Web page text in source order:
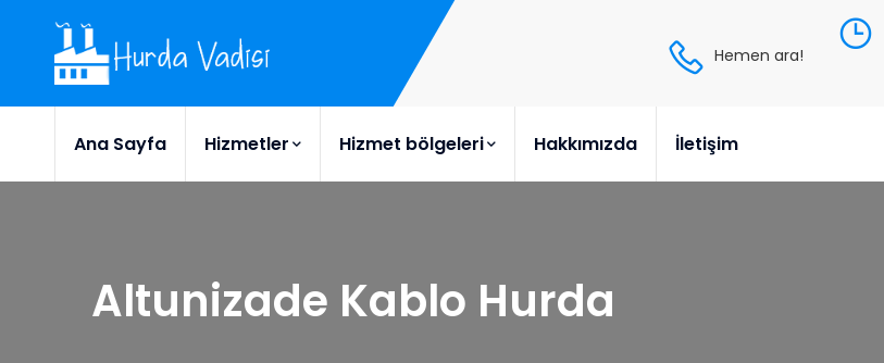
Hemen ara!
Ana Sayfa Hizmetler Hizmet bölgeleri Hakkımızda İletişim
Altunizade Kablo Hurda